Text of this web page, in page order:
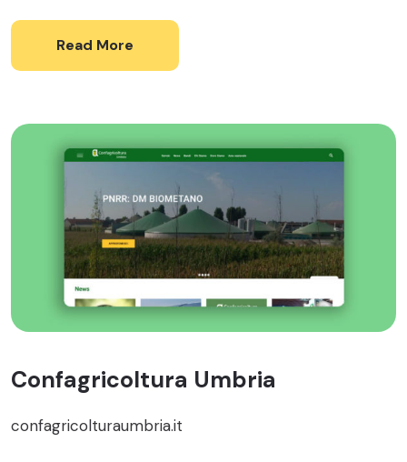
Read More
Confagricoltura Umbria
confagricolturaumbria.it